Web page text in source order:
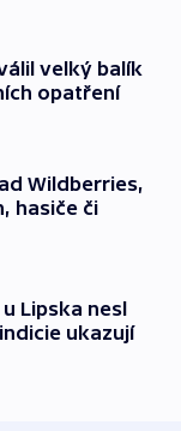
velký balík
opatření
Wildberries,
hasiče či
Lipska nesl
ukazují